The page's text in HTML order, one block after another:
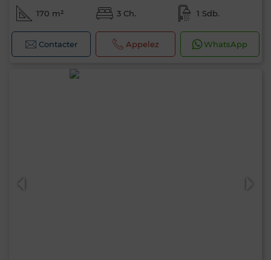
170 m² 3 Ch. 1 Sdb.
Contacter Appelez WhatsApp